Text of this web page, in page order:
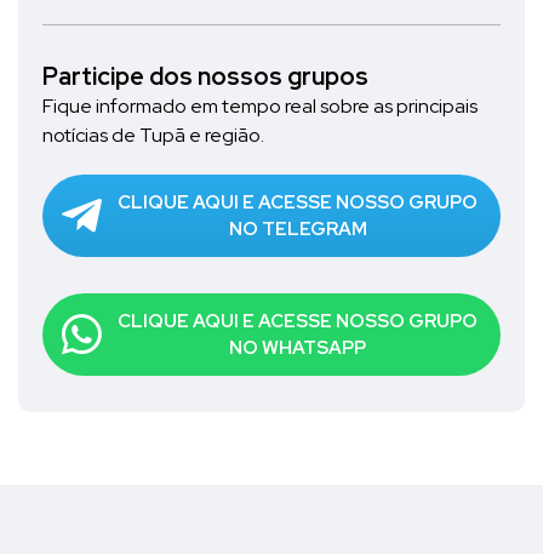
Participe dos nossos grupos
Fique informado em tempo real sobre as principais
notícias de Tupã e região.
CLIQUE AQUI E ACESSE NOSSO GRUPO
NO TELEGRAM
CLIQUE AQUI E ACESSE NOSSO GRUPO
NO WHATSAPP